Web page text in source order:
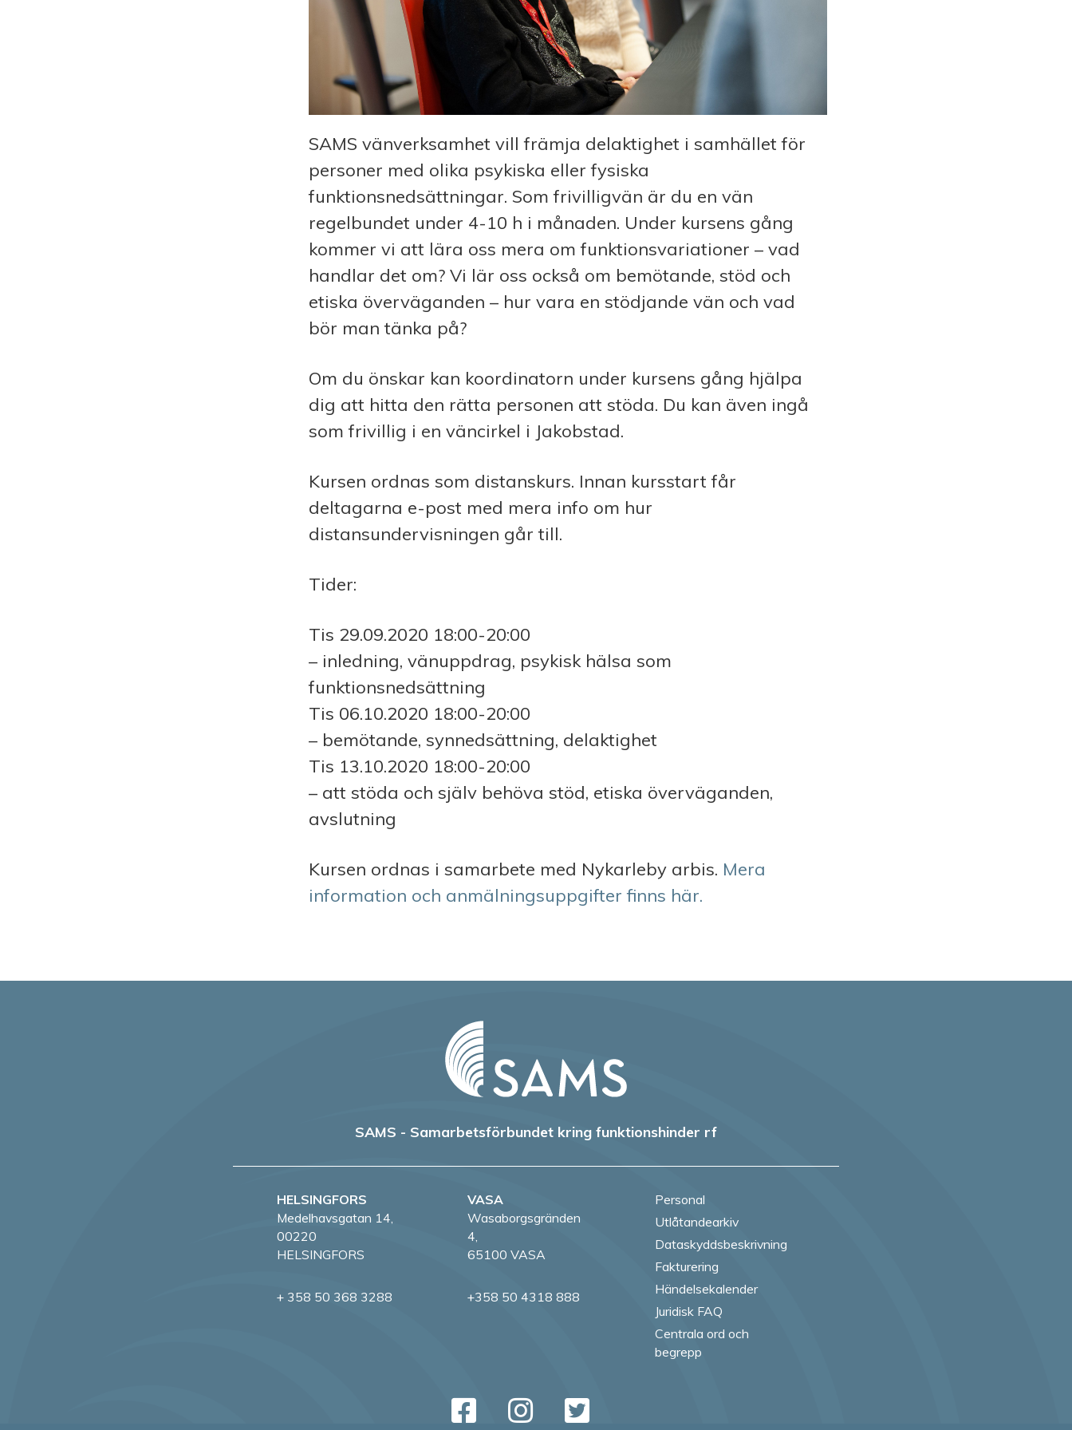
SAMS vänverksamhet vill främja delaktighet i samhället för
personer med olika psykiska eller fysiska
funktionsnedsättningar. Som frivilligvän är du en vän
regelbundet under 4-10 h i månaden. Under kursens gång
kommer vi att lära oss mera om funktionsvariationer – vad
handlar det om? Vi lär oss också om bemötande, stöd och
etiska överväganden – hur vara en stödjande vän och vad
bör man tänka på?
Om du önskar kan koordinatorn under kursens gång hjälpa
dig att hitta den rätta personen att stöda. Du kan även ingå
som frivillig i en väncirkel i Jakobstad.
Kursen ordnas som distanskurs. Innan kursstart får
deltagarna e-post med mera info om hur
distansundervisningen går till.
Tider:
Tis 29.09.2020 18:00-20:00
– inledning, vänuppdrag, psykisk hälsa som
funktionsnedsättning
Tis 06.10.2020 18:00-20:00
– bemötande, synnedsättning, delaktighet
Tis 13.10.2020 18:00-20:00
– att stöda och själv behöva stöd, etiska överväganden,
avslutning
Kursen ordnas i samarbete med Nykarleby arbis. Mera
information och anmälningsuppgifter finns här.
SAMS - Samarbetsförbundet kring funktionshinder rf
HELSINGFORS
Medelhavsgatan 14,
00220
HELSINGFORS
+ 358 50 368 3288
VASA
Wasaborgsgränden
4,
65100 VASA
+358 50 4318 888
Personal
Utlåtandearkiv
Dataskyddsbeskrivning
Fakturering
Händelsekalender
Juridisk FAQ
Centrala ord och
begrepp
Follow us on Facebook
Follow us on Instagram
Follow us on Twitter